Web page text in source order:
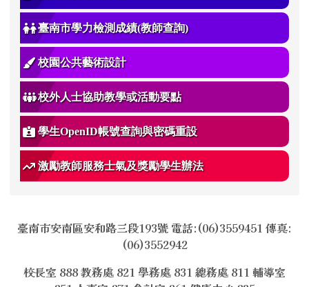
臺南市學力檢測成績(教師查詢)
校園公共藝術設計
校外人士協助教學或活動要點
學生OpenID帳號查詢與密碼重設
激勵教師服務士氣及獎勵學生辦法
臺南市安南區安和路三段193號 電話:(06)3559451 傳真:
(06)3552942
校長室 888 教務處 821 學務處 831 總務處 811 輔導室